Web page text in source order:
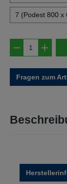
7 (Podest 800 x
Produkt
Fragen zum